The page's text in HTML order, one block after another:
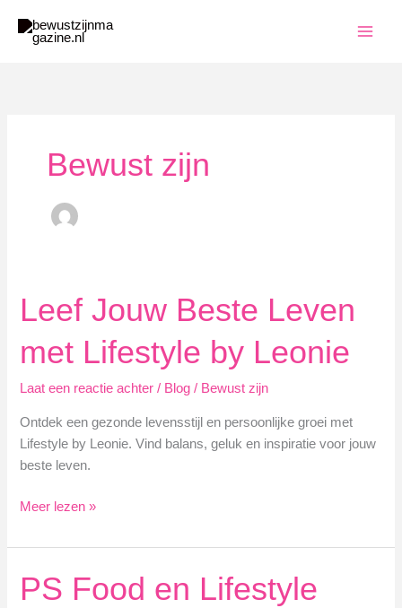
naar
Bewust zijn
Leef Jouw Beste Leven
met Lifestyle by Leonie
Laat een reactie achter / Blog / Bewust zijn
Ontdek een gezonde levensstijl en persoonlijke groei met
Lifestyle by Leonie. Vind balans, geluk en inspiratie voor jouw
beste leven.
Leef
Beste
met
Meer lezen »
PS Food en Lifestyle